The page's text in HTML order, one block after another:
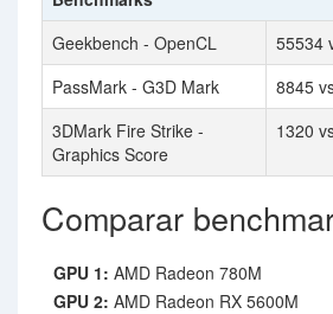
Geekbench - OpenCL
55534
PassMark - G3D Mark
8845
3DMark Fire Strike -
Graphics Score
1320
Comparar
GPU 1: AMD Radeon 780M
GPU 2: AMD Radeon RX 5600M